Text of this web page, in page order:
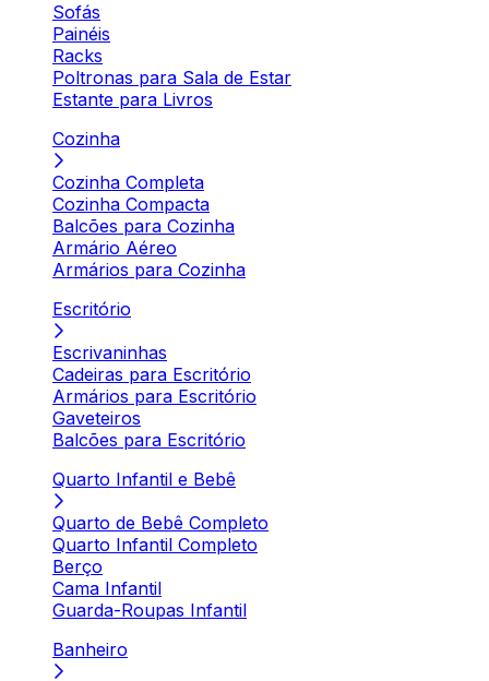
Sofás
Painéis
Racks
Poltronas para Sala de Estar
Estante para Livros
Cozinha
Cozinha Completa
Cozinha Compacta
Balcões para Cozinha
Armário Aéreo
Armários para Cozinha
Escritório
Escrivaninhas
Cadeiras para Escritório
Armários para Escritório
Gaveteiros
Balcões para Escritório
Quarto Infantil e Bebê
Quarto de Bebê Completo
Quarto Infantil Completo
Berço
Cama Infantil
Guarda-Roupas Infantil
Banheiro